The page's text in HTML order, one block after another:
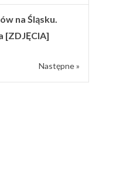
na Śląsku.
[ZDJĘCIA]
Następne »